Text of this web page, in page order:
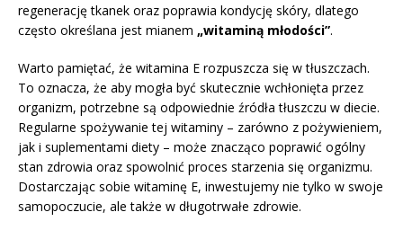
regenerację tkanek oraz poprawia kondycję skóry, dlatego
często określana jest mianem „witaminą młodości”.
Warto pamiętać, że witamina E rozpuszcza się w tłuszczach.
To oznacza, że aby mogła być skutecznie wchłonięta przez
organizm, potrzebne są odpowiednie źródła tłuszczu w diecie.
Regularne spożywanie tej witaminy – zarówno z pożywieniem,
jak i suplementami diety – może znacząco poprawić ogólny
stan zdrowia oraz spowolnić proces starzenia się organizmu.
Dostarczając sobie witaminę E, inwestujemy nie tylko w swoje
samopoczucie, ale także w długotrwałe zdrowie.